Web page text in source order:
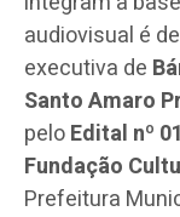
audiovisual é de
executiva de
Santo Amaro
peloEdital nº
Fundação
Prefeitura